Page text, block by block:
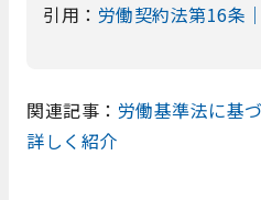
引用： 労働契約法第16条
関連記事： 労働基準法に基
詳しく紹介